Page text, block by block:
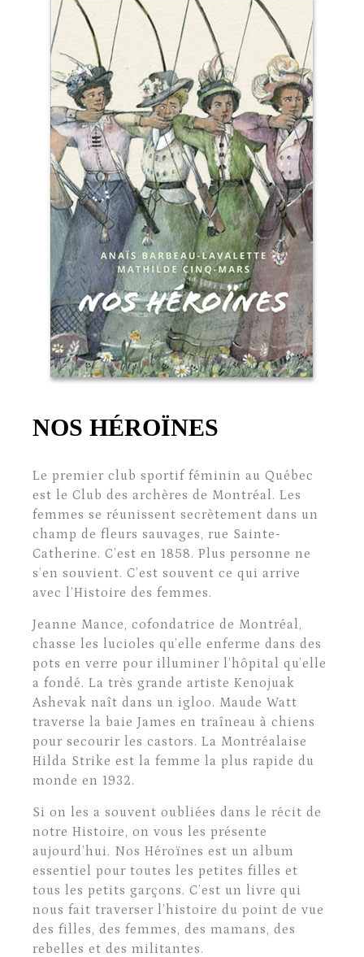
NOS HÉROÏNES
Le premier club sportif féminin au Québec
est le Club des archères de Montréal. Les
femmes se réunissent secrètement dans un
champ de fleurs sauvages, rue Sainte-
Catherine. C’est en 1858. Plus personne ne
s’en souvient. C’est souvent ce qui arrive
avec l’Histoire des femmes.
Jeanne Mance, cofondatrice de Montréal,
chasse les lucioles qu’elle enferme dans des
pots en verre pour illuminer l’hôpital qu’elle
a fondé. La très grande artiste Kenojuak
Ashevak naît dans un igloo. Maude Watt
traverse la baie James en traîneau à chiens
pour secourir les castors. La Montréalaise
Hilda Strike est la femme la plus rapide du
monde en 1932.
Si on les a souvent oubliées dans le récit de
notre Histoire, on vous les présente
aujourd’hui. Nos Héroïnes est un album
essentiel pour toutes les petites filles et
tous les petits garçons. C’est un livre qui
nous fait traverser l’histoire du point de vue
des filles, des femmes, des mamans, des
rebelles et des militantes.